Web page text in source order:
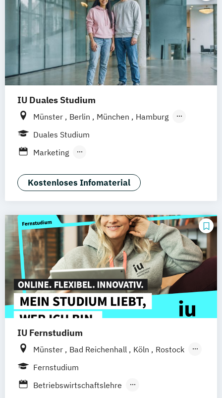
IU Duales Studium
Münster Berlin München
Hamburg
Frankfurt am Main
Mannheim
Augsburg Bielefeld Braunschweig
Dresden Duisburg Karlsruhe
Mainz Stuttgart Aachen
deutschlandweit Bonn
Duales Studium
Marketing
Kostenloses Infomaterial
IU Fernstudium
Münster Bad Reichenhall Köln
Rostock
Freiburg
Bielefeld Deggendorf Karlsruhe
Fernstudium
Betriebswirtschaftslehre